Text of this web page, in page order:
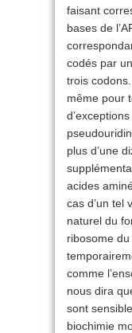
faisant
bases de
codés par
trois
même pour
plus d’une
acides
cas d’un tel
naturel du
ribosome
comme
nous dira
sont
biochimie